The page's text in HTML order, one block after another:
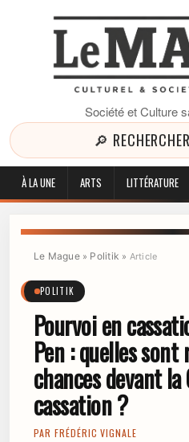
Société et Culture
🔎
À LA UNE ARTS LITTÉRATURE
Le Mague» Politik » Article
POLITIK
Pourvoi en
Pen : quelles
chances devant la
cassation ?
PAR FRÉDÉRIC VIGNALE